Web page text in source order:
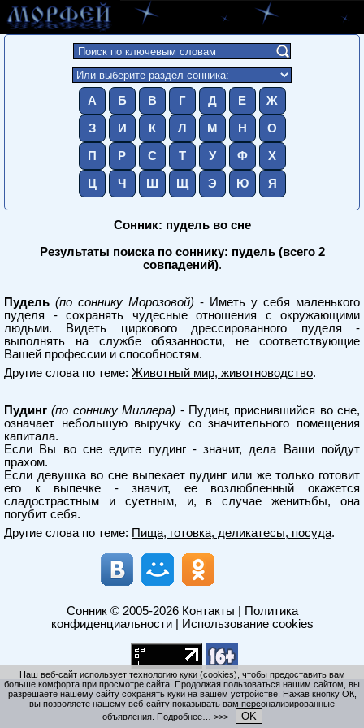
А Б В Г Д Е Ж
З И К Л М Н О
П Р С Т У Ф Х
Ц Ч Ш Щ Э Ю Я
Сонник: пудель во сне
Результаты поиска по соннику: пудель (всего 2
совпадений).
Пудель (по соннику Морозовой) - Иметь у себя маленького
пуделя - сохранять чудесные отношения с окружающими
людьми. Видеть циркового дрессированного пуделя -
выполнять на службе обязанности, не соответствующие
Вашей профессии и способностям.
Другие слова по теме: Животный мир, животноводство.
Пудинг (по соннику Миллера) - Пудинг, приснившийся во сне,
означает небольшую выручку со значительного помещения
капитала.
Если Вы во сне едите пудинг - значит, дела Ваши пойдут
прахом.
Если девушка во сне выпекает пудинг или же только готовит
его к выпечке - значит, ее возлюбленный окажется
сладострастным и суетным, и, в случае женитьбы, она
погубит себя.
Другие слова по теме: Пища, готовка, деликатесы, посуда.
Сонник© 2005-2026 Контакты
Политика
конфиденциальности| Использование cookies
Наш веб-сайт использует технологию куки (cookies), чтобы предоставить вам
больше комфорта при просмотре сайта. Продолжая пользоваться нашим сайтом, вы
разрешаете нашему сайту сохранять куки на вашем устройстве. Нажав кнопку ОК,
вы позволяете нашему веб-сайту показывать вам персонализированные
объявления. Подробнее… >>> OK